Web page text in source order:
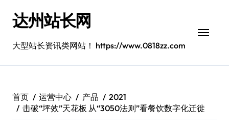
达州站长网
大型站长资讯类网站！ https://www.0818zz.com
首页 运营中心 产品
2021
击破“坪效”天花板 从“3050法则”看餐饮数字化迁徙